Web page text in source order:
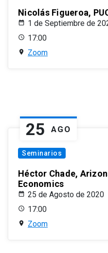
Nicolás Figueroa,
1 de Septiembre de
17:00
Zoom
25 AGO
Seminarios
Héctor Chade,
Economics
25 de Agosto de 2020
17:00
Zoom